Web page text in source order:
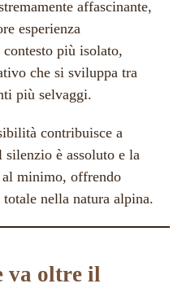
affascinante,
esperienza
più isolato,
che si sviluppa tra
più selvaggi.
contribuisce a
è assoluto e la
al minimo, offrendo
nella natura alpina.
va oltre il